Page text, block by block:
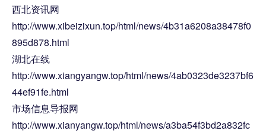
西北资讯网
http://www.xibeizixun.top/html/news/4b31a6208a38478f0
895d878.html
湖北在线
http://www.xiangyangw.top/html/news/4ab0323de3237bf6
44ef91fe.html
市场信息导报网
http://www.xianyangw.top/html/news/a3ba54f3bd2a832fc